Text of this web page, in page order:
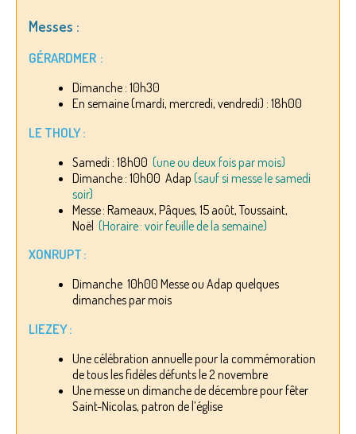
Messes :
GÉRARDMER :
Dimanche : 10h30
En semaine (mardi, mercredi, vendredi) : 18h00
LE THOLY :
Samedi : 18h00 (une ou deux fois par mois)
Dimanche : 10h00 Adap (sauf si messe le samedi
soir)
Messe : Rameaux, Pâques, 15 août, Toussaint,
Noël (Horaire : voir feuille de la semaine)
XONRUPT :
Dimanche 10h00 Messe ou Adap quelques
dimanches par mois
LIEZEY :
Une célébration annuelle pour la commémoration
de tous les fidèles défunts le 2 novembre
Une messe un dimanche de décembre pour fêter
Saint-Nicolas, patron de l’église